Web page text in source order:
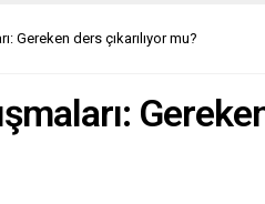
Gereken ders çıkarılıyor mu?